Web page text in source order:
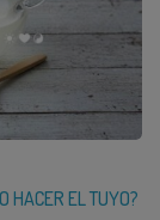
HACER EL TUYO?